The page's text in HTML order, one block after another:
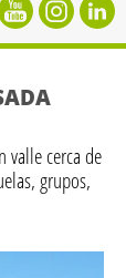
valle cerca de
grupos,